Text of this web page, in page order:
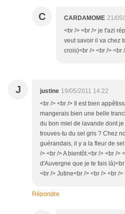
C CARDAMOME 21/
<br /> <br /> je t'azi
veut savoir il va chez
crois)<br /> <br /> <br
J justine 19/05/2011 14:22
<br /> <br /> Il est bien
mangerais bien une belle
du bon miel de lavande dont
trouves-tu du sel gris ? Chez
guérandais, il y a la fleur de
/> <br /> A bientôt.<br /> <br />
d'Auvergne que je te fais
<br /> Jutine<br /> <br /> <br />
Répondre